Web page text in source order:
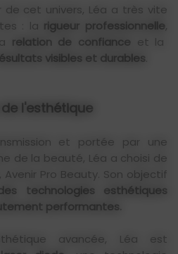
cet univers, Léa a très vite
: la rigueur professionnelle,
relation de confiance et la
visibles et durables
l'esthétique
et portée par une
de la beauté, Léa a choisi de
Pro Beauty. Son objectif
technologies esthétiques
performantes.
avancée, Léa est